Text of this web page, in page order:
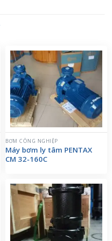
BƠM CÔNG NGHIỆP
Máy bơm ly tâm PENTAX
CM 32-160C